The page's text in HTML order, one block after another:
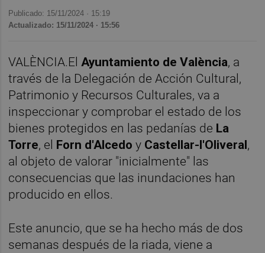
Publicado: 15/11/2024 · 15:19
Actualizado: 15/11/2024 · 15:56
VALÈNCIA.El Ayuntamiento de València, a
través de la Delegación de Acción Cultural,
Patrimonio y Recursos Culturales, va a
inspeccionar y comprobar el estado de los
bienes protegidos en las pedanías de La
Torre, el Forn d'Alcedo y Castellar-l'Oliveral,
al objeto de valorar "inicialmente" las
consecuencias que las inundaciones han
producido en ellos.
Este anuncio, que se ha hecho más de dos
semanas después de la riada, viene a